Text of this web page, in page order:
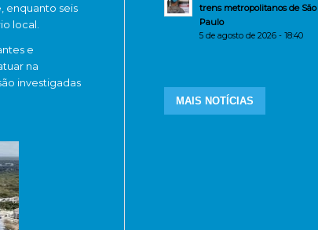
enquanto seis
local.
e
na
investigadas
trens metropolitanos de São
Paulo
5 de agosto de 2026 - 18:40
MAIS NOTÍCIAS